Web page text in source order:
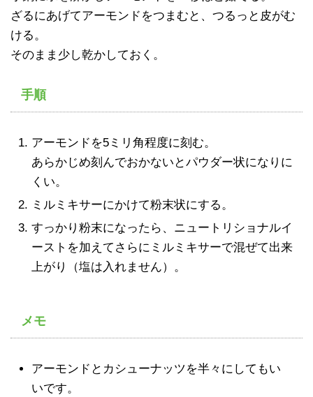
ざるにあげてアーモンドをつまむと、つるっと皮がむ
ける。
そのまま少し乾かしておく。
手順
アーモンドを5ミリ角程度に刻む。
あらかじめ刻んでおかないとパウダー状になりに
くい。
ミルミキサーにかけて粉末状にする。
すっかり粉末になったら、ニュートリショナルイ
ーストを加えてさらにミルミキサーで混ぜて出来
上がり（塩は入れません）。
メモ
アーモンドとカシューナッツを半々にしてもい
いです。